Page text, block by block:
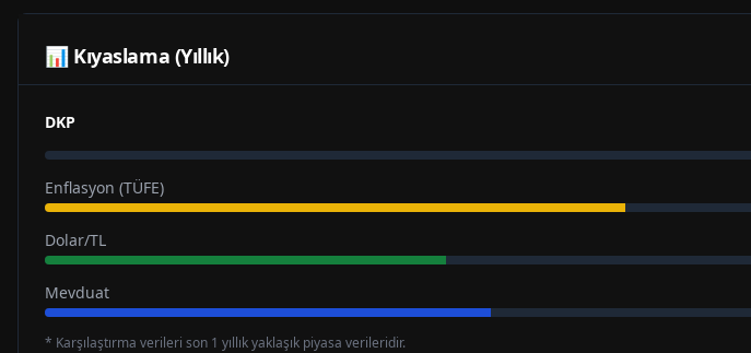
📊 Kıyaslama (Yıllık)
DKP
Enflasyon (TÜFE)
Dolar/TL
Mevduat
* Karşılaştırma verileri son 1 yıllık yaklaşık piyasa verileridir.